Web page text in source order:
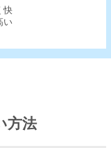
快
い
方法